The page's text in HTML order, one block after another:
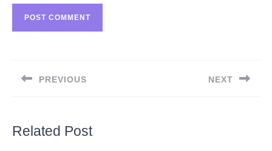
PREVIOUS NEXT
Related Post